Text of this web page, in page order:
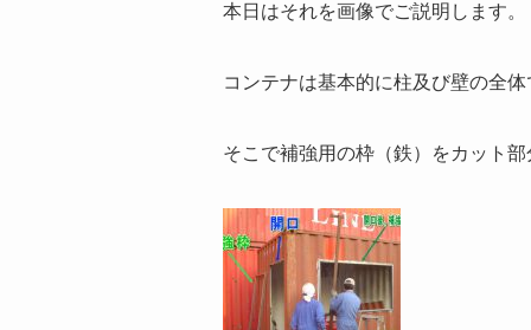
本日はそれを画像でご説明します。
コンテナは基本的に柱及び壁の全
そこで補強用の枠（鉄）をカット